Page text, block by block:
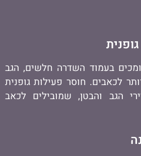
בעמוד השדרה חלשים, הגב
לכאבים. חוסר פעילות גופנית
הגב והבטן, שמובילים לכאב